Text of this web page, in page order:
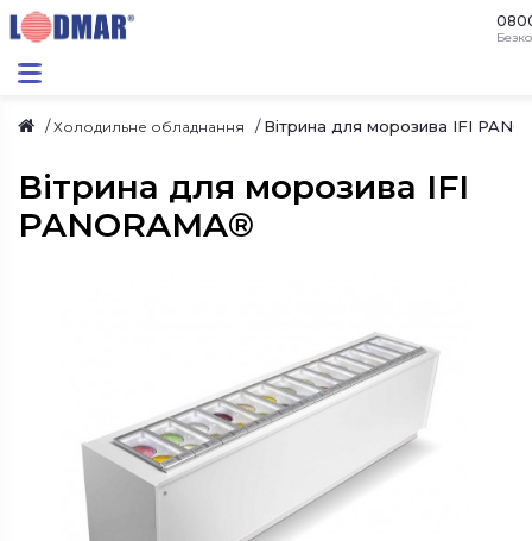
Холодильне обладнання Вітрина для морозива IFI
Вітрина для морозива IFI
PANORAMA®